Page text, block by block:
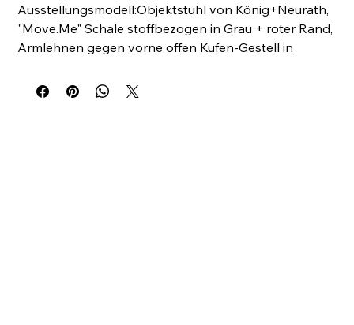
Ausstellungsmodell:Objektstuhl von König+Neurath,
"Move.Me" Schale stoffbezogen in Grau + roter Rand,
Armlehnen gegen vorne offen Kufen-Gestell in